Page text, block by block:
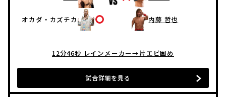
オカダ・カズチカ 内藤 哲也
12分46秒 レインメーカー→片エビ固め
試合詳細を見る